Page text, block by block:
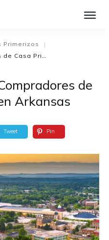
El Proceso de
Primerizos
|
Programas para Compradores de Casa Primerizos en Arkansas
de
Arkansas
Tweet Pin